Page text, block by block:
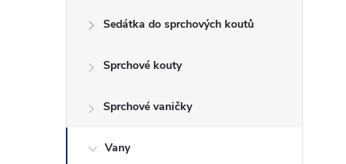
Sedátka do sprchových koutů
Sprchové kouty
Sprchové vaničky
Vany